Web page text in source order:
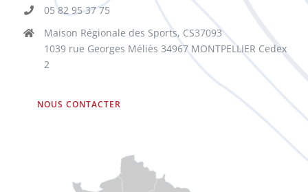
05 82 95 37 75
Maison Régionale des Sports, CS37093
1039 rue Georges Méliès 34967 MONTPELLIER Cedex
2
NOUS CONTACTER